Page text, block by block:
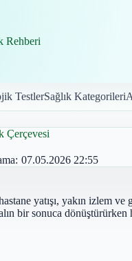
Rehberi
TestlerSağlık Kategorileri
Çerçevesi
07.05.2026 22:55
yatışı, yakın izlem ve
bir sonuca